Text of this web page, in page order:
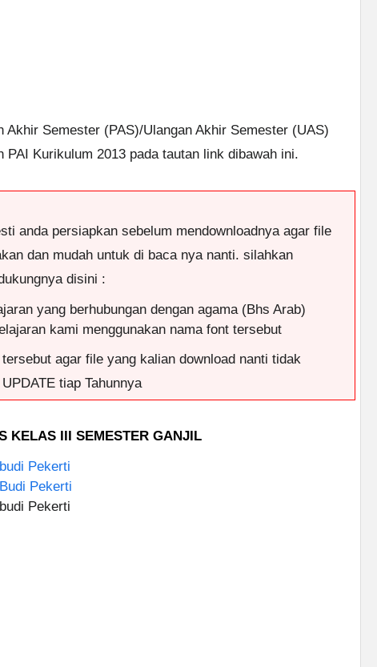
Akhir Semester (PAS)/Ulangan Akhir Semester (UAS)
PAI Kurikulum 2013 pada tautan link dibawah ini.
anda persiapkan sebelum mendownloadnya agar file
dan mudah untuk di baca nya nanti. silahkan
disini :
yang berhubungan dengan agama (Bhs Arab)
kami menggunakan nama font tersebut
agar file yang kalian download nanti tidak
tiap Tahunnya
KELAS III SEMESTER GANJIL
Pekerti
Pekerti
Pekerti